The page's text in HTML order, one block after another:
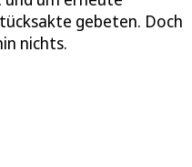
gebeten. Doch
nichts.